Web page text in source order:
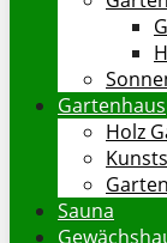
Gartenhaus
Holz
Sauna